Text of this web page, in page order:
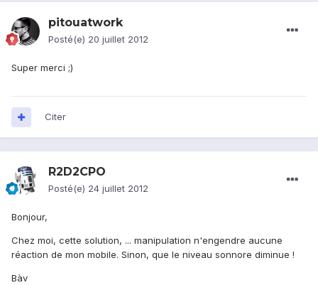
pitouatwork
Posté(e) 20 juillet 2012
Super merci ;)
Citer
R2D2CPO
Posté(e) 24 juillet 2012
Bonjour,
Chez moi, cette solution, ... manipulation n'engendre aucune
réaction de mon mobile. Sinon, que le niveau sonnore diminue !
Bàv